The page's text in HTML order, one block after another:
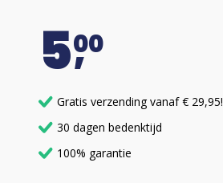
500
Gratis verzending vanaf € 29,95!
30 dagen bedenktijd
100% garantie